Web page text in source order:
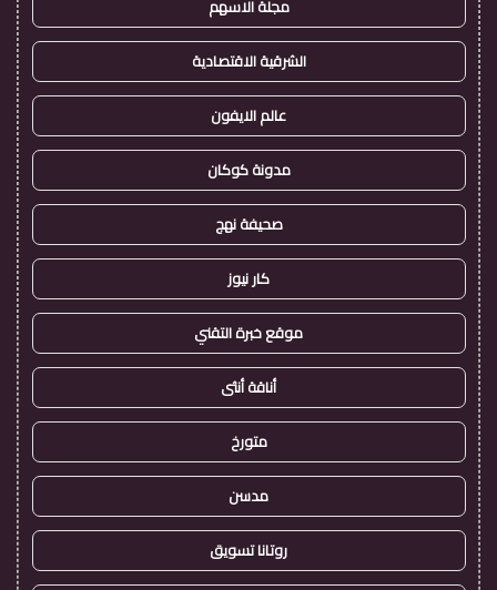
مجلة الاسهم
الشرقية الاقتصادية
عالم الايفون
مدونة كوكان
صحيفة نهج
كار نيوز
موقع خبرة التقني
أناقة أنثى
متورخ
مدسن
روتانا تسويق